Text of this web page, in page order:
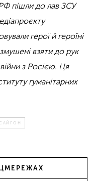
пішли до лав ЗСУ
герої й героїні
взяти до рук
з Росією. Ця
гуманітарних